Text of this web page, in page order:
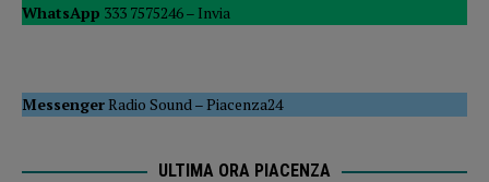
WhatsApp 333 7575246 – Invia
MessengerRadio Sound–Piacenza24
ULTIMA ORA PIACENZA